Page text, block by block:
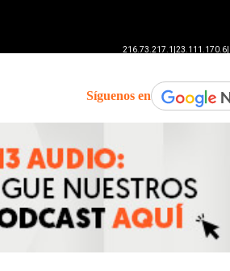
Síguenos en